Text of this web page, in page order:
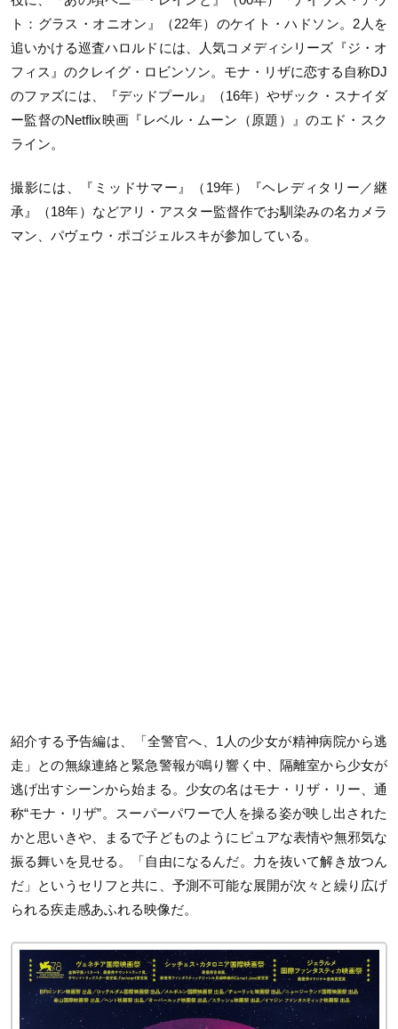
ト：グラス・オニオン』（22年）のケイト・ハドソン。2人を
追いかける巡査ハロルドには、人気コメディシリーズ『ジ・オ
フィス』のクレイグ・ロビンソン。モナ・リザに恋する自称DJ
のファズには、『デッドプール』（16年）やザック・スナイダ
ー監督のNetflix映画『レベル・ムーン（原題）』のエド・スク
ライン。
撮影には、『ミッドサマー』（19年）『ヘレディタリー／継
承』（18年）などアリ・アスター監督作でお馴染みの名カメラ
マン、パヴェウ・ポゴジェルスキが参加している。
紹介する予告編は、「全警官へ、1人の少女が精神病院から逃
走」との無線連絡と緊急警報が鳴り響く中、隔離室から少女が
逃げ出すシーンから始まる。少女の名はモナ・リザ・リー、通
称“モナ・リザ”。スーパーパワーで人を操る姿が映し出された
かと思いきや、まるで子どものようにピュアな表情や無邪気な
振る舞いを見せる。「自由になるんだ。力を抜いて解き放つん
だ」というセリフと共に、予測不可能な展開が次々と繰り広げ
られる疾走感あふれる映像だ。